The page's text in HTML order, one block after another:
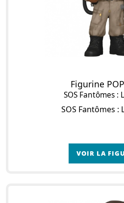
Figurine
SOS Fantômes :
SOS Fantômes :
VOIR LA